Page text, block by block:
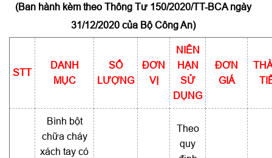
(Ban hành kèm theo Thông Tư 150/2020/TT-BCA ngày
31/12/2020 của Bộ Công An)
STT
DANH
MỤC
SỐ
LƯỢNG
ĐƠN
VỊ
NIÊN
HẠN
SỬ
DỤNG
ĐƠN
GIÁ
Bình bột
chữa cháy
xách tay có
Theo
quy